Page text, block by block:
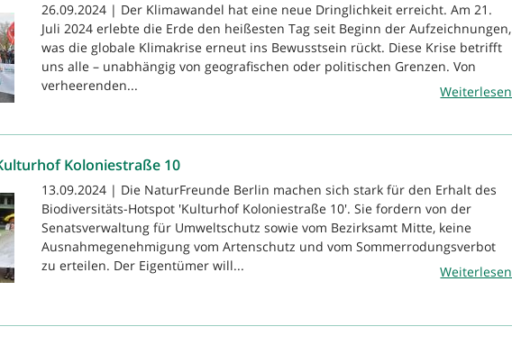
26.09.2024 | Der Klimawandel hat eine neue Dringlichkeit erreicht. Am 21.
Juli 2024 erlebte die Erde den heißesten Tag seit Beginn der Aufzeichnungen,
was die globale Klimakrise erneut ins Bewusstsein rückt. Diese Krise betrifft
uns alle – unabhängig von geografischen oder politischen Grenzen. Von
verheerenden...
Weiterlesen
Koloniestraße 10
13.09.2024 | Die NaturFreunde Berlin machen sich stark für den Erhalt des
Biodiversitäts-Hotspot 'Kulturhof Koloniestraße 10'. Sie fordern von der
Senatsverwaltung für Umweltschutz sowie vom Bezirksamt Mitte, keine
Ausnahmegenehmigung vom Artenschutz und vom Sommerrodungsverbot
zu erteilen. Der Eigentümer will...
Weiterlesen